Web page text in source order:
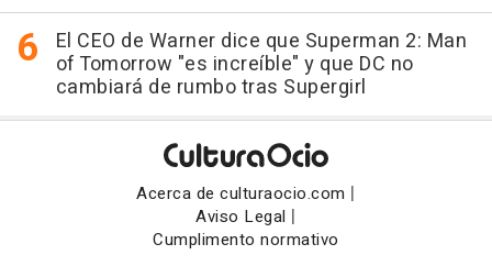
El CEO de Warner dice que Superman 2: Man
of Tomorrow "es increíble" y que DC no
cambiará de rumbo tras Supergirl
Acerca de culturaocio.com |
Aviso Legal |
Cumplimento normativo